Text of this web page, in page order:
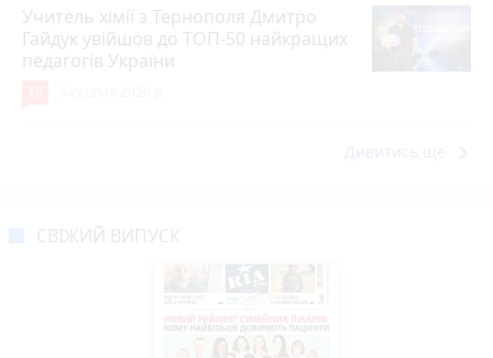
Учитель хімії з Тернополя Дмитро
Гайдук увійшов до ТОП-50 найкращих
педагогів України